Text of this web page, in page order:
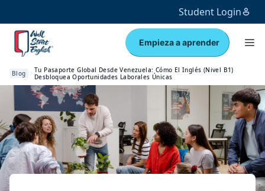
Student Login
Empieza a aprender
Blog
Tu Pasaporte Global Desde Venezuela: Cómo El Inglés (Nivel B1)
Desbloquea Oportunidades Laborales Únicas